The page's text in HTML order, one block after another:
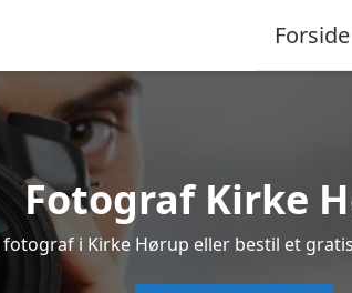
Forside
Fotograf Kirke
fotograf i Kirke Hørup eller bestil et